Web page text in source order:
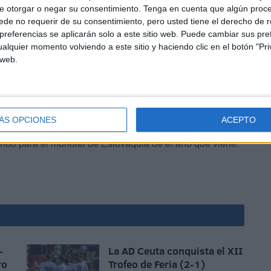
otorgar o negar su consentimiento. Tenga en cuenta que algún
no requerir de su consentimiento, pero usted tiene el derecho de
se aplicarán solo a este sitio web. Puede cambiar sus
momento volviendo a este sitio y haciendo clic en el botón
OPCIONES ACEPTO
ha sido campeón Rejano tiene unas normas
grecorromana sólo se puede permitir agarres por
derribar a su adversario con la espalda en el suelo.
para el mundial de Eslovaquia de el año que viene.
La AD Ceuta conquista el XII
Trofeo de Feria (2-1)